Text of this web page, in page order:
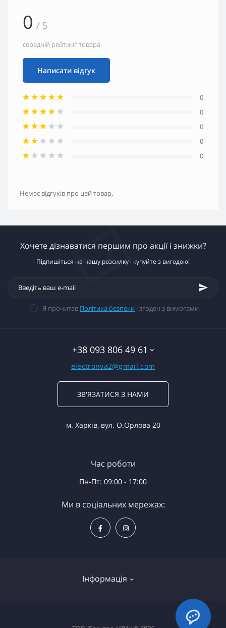
0 / 5
середній рейтинг товара
Написати відгук
0
0
0
0
0
Немає відгуків про цей товар.
Хочете дізнаватися першим про акції і знижки?
Підпишіться на нашу розсилку і купуйте з вигодою!
Я прочитав Політика безпеки і згоден з вимогами
+38 093 806 49 61
electronva2@gmail.com
ЗВ'ЯЗАТИСЯ З НАМИ
м. Харків, вул. О.Орлова 20
Інформація
Доставка та оплата
Час роботи
Пн-Пт: 09:00 - 17:00
Ми в соціальних мережах: